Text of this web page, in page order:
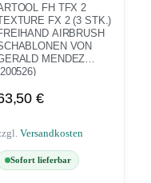
FH TFX 2
FX 2 (3 STK.)
AIRBRUSH
VON
MENDEZ
€
Versandkosten
Sofort lieferbar